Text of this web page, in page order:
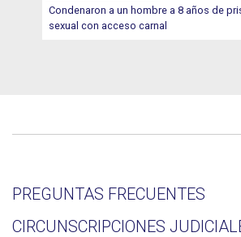
Condenaron a un hombre a 8 años de
sexual con acceso carnal
PREGUNTAS FRECUENTES
CIRCUNSCRIPCIONES